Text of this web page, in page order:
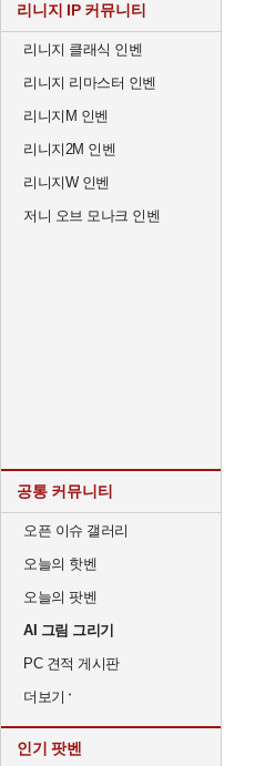
리니지 IP 커뮤니티
리니지 클래식 인벤
리니지 리마스터 인벤
리니지M 인벤
리니지2M 인벤
리니지W 인벤
저니 오브 모나크 인벤
공통 커뮤니티
오픈 이슈 갤러리
오늘의 핫벤
오늘의 팟벤
AI 그림 그리기
PC 견적 게시판
더보기
인기 팟벤